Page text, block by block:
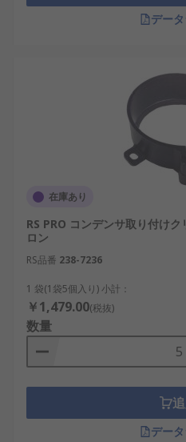
デー
在庫あり
RS PRO コンデンサ取り付け
ロン
RS品番 238-7236
1 袋(1袋5個入り) 小計：
￥1,479.00(税抜)
数量
デー